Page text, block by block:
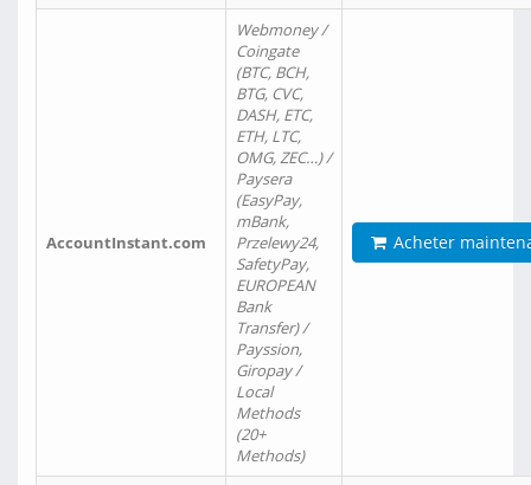
AccountInstant.com
Webmoney /
Coingate
(BTC, BCH,
BTG, CVC,
DASH, ETC,
ETH, LTC,
OMG, ZEC…) /
Paysera
(EasyPay,
mBank,
Przelewy24,
SafetyPay,
EUROPEAN
Bank
Transfer) /
Payssion,
Giropay /
Local
Methods
(20+
Methods)
Acheter